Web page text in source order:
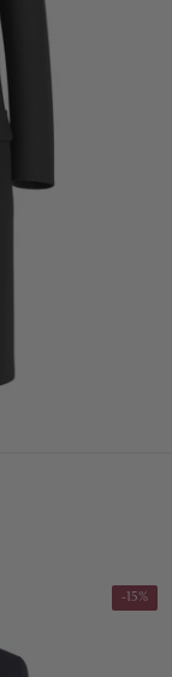
-15%